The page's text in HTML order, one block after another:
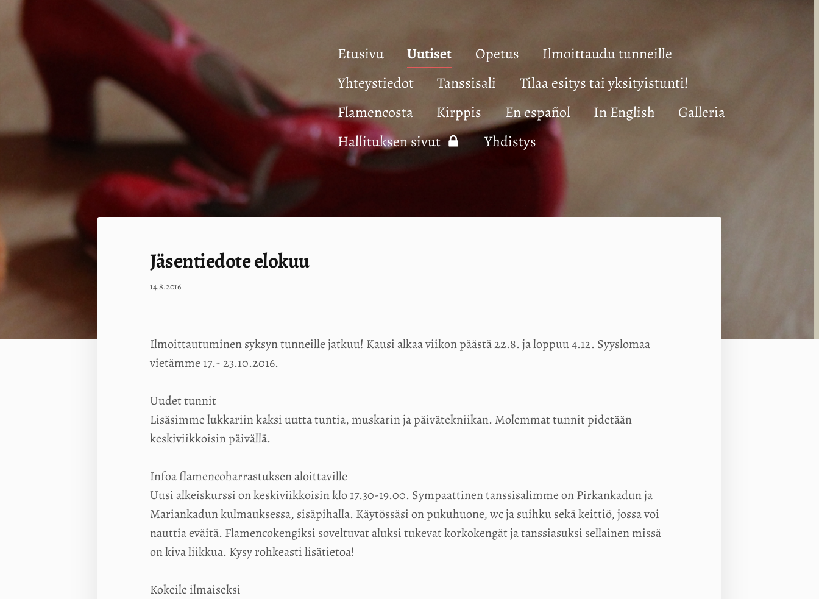
sisältöön
Sivuston etusivulle Etusivu Uutiset Opetus
Ilmoittaudu tunneille
Yhteystiedot
Tanssisali
Tilaa esitys tai yksityistunti!
Flamencosta
Kirppis En español In English
Galleria
Hallituksen sivut
Yhdistys
Jäsentiedote elokuu
14.8.2016
Ilmoittautuminen syksyn tunneille jatkuu! Kausi alkaa viikon päästä 22.8. ja loppuu 4.12. Syyslomaa
vietämme 17.- 23.10.2016.
Uudet tunnit
Lisäsimme lukkariin kaksi uutta tuntia, muskarin ja päivätekniikan. Molemmat tunnit pidetään
keskiviikkoisin päivällä.
Infoa flamencoharrastuksen aloittaville
Uusi alkeiskurssi on keskiviikkoisin klo 17.30-19.00. Sympaattinen tanssisalimme on Pirkankadun ja
Mariankadun kulmauksessa, sisäpihalla. Käytössäsi on pukuhuone, wc ja suihku sekä keittiö, jossa voi
nauttia eväitä. Flamencokengiksi soveltuvat aluksi tukevat korkokengät ja tanssiasuksi sellainen missä
on kiva liikkua. Kysy rohkeasti lisätietoa!
Kokeile ilmaiseksi